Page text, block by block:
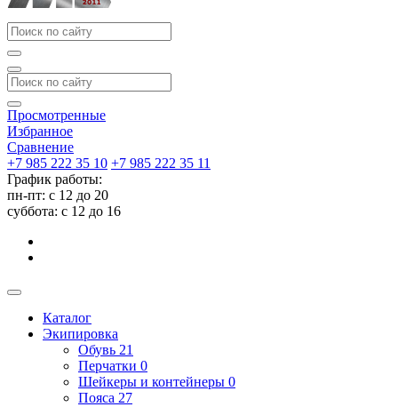
Просмотренные
Избранное
Сравнение
+7 985 222 35 10 +7 985 222 35 11
График работы:
пн-пт: с 12 до 20
суббота: c 12 до 16
Каталог
Экипировка
Обувь 21
Перчатки 0
Шейкеры и контейнеры 0
Пояса 27